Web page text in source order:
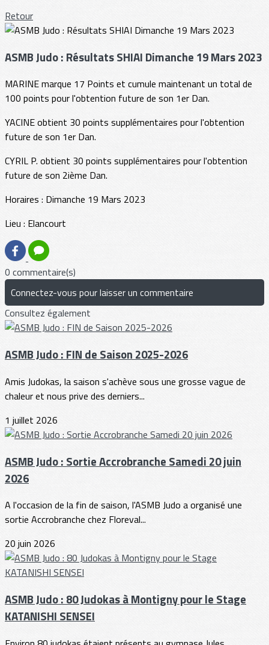
Retour
ASMB Judo : Résultats SHIAI Dimanche 19 Mars 2023
MARINE marque 17 Points et cumule maintenant un total de
100 points pour l'obtention future de son 1er Dan.
YACINE obtient 30 points supplémentaires pour l'obtention
future de son 1er Dan.
CYRIL P. obtient 30 points supplémentaires pour l'obtention
future de son 2ième Dan.
Horaires : Dimanche 19 Mars 2023
Lieu : Elancourt
0 commentaire(s)
Connectez-vous pour laisser un commentaire
Consultez également
ASMB Judo : FIN de Saison 2025-2026
Amis Judokas, la saison s'achève sous une grosse vague de
chaleur et nous prive des derniers...
1 juillet 2026
ASMB Judo : Sortie Accrobranche Samedi 20 juin
2026
A l'occasion de la fin de saison, l'ASMB Judo a organisé une
sortie Accrobranche chez Floreval...
20 juin 2026
ASMB Judo : 80 Judokas à Montigny pour le Stage
KATANISHI SENSEI